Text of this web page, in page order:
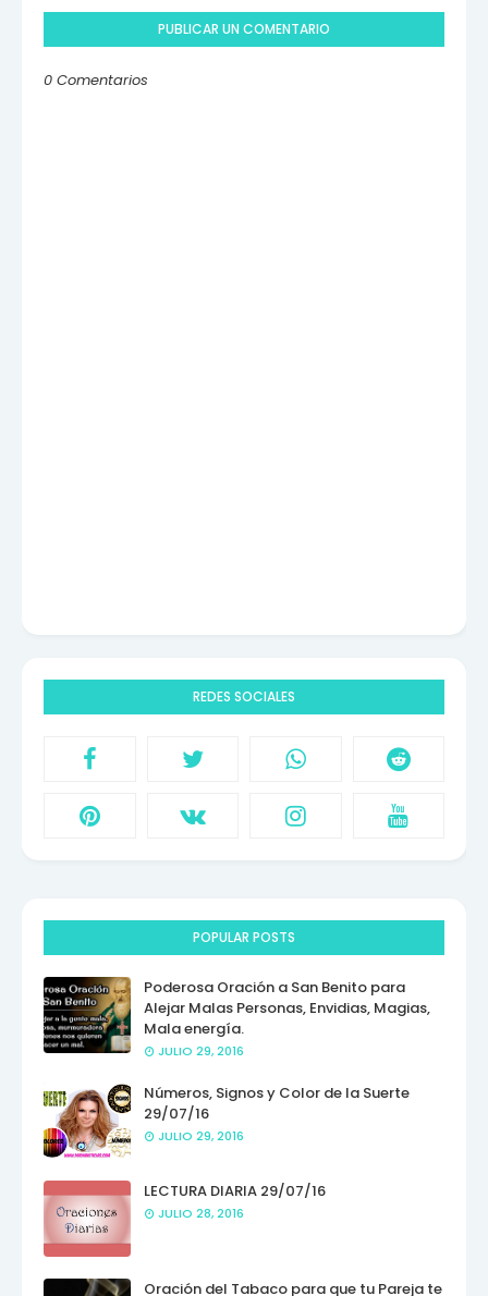
PUBLICAR UN COMENTARIO
0 Comentarios
REDES SOCIALES
POPULAR POSTS
Poderosa Oración a San Benito para
Alejar Malas Personas, Envidias, Magias,
Mala energía.
JULIO 29, 2016
Números, Signos y Color de la Suerte
29/07/16
JULIO 29, 2016
LECTURA DIARIA 29/07/16
JULIO 28, 2016
Oración del Tabaco para que tu Pareja te